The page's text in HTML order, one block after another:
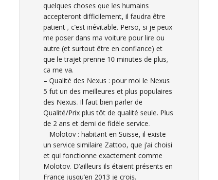
quelques choses que les humains
accepteront difficilement, il faudra être
patient , c’est inévitable. Perso, si je peux
me poser dans ma voiture pour lire ou
autre (et surtout être en confiance) et
que le trajet prenne 10 minutes de plus,
ca me va.
– Qualité des Nexus : pour moi le Nexus
5 fut un des meilleures et plus populaires
des Nexus. Il faut bien parler de
Qualité/Prix plus tôt de qualité seule. Plus
de 2 ans et demi de fidèle service.
– Molotov : habitant en Suisse, il existe
un service similaire Zattoo, que j’ai choisi
et qui fonctionne exactement comme
Molotov. D’ailleurs ils étaient présents en
France jusqu’en 2013 je crois.